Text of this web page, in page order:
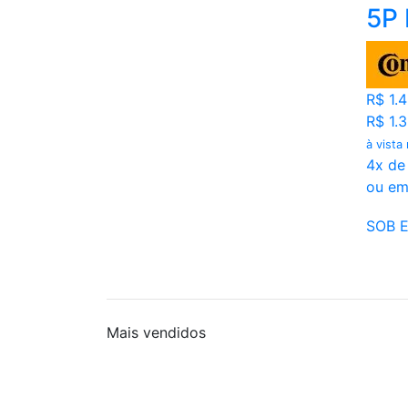
5P
R$
R$
à vista
4x
ou
SOB
Mais vendidos